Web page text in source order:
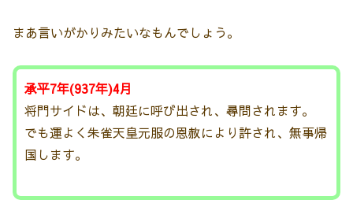
まあ言いがかりみたいなもんでしょう。
承平7年(937年)4月
将門サイドは、朝廷に呼び出され、尋問されます。
でも運よく朱雀天皇元服の恩赦により許され、無事帰
国します。